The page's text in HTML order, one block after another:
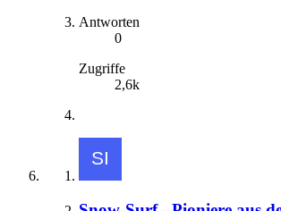
Antworten
0
Zugriffe
2,6k